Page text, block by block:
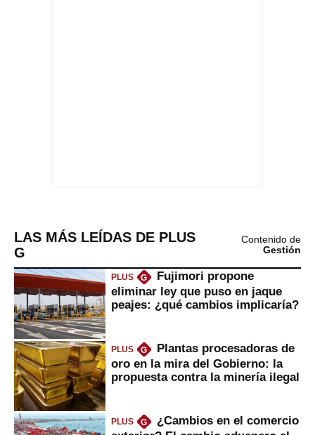
LAS MÁS LEÍDAS DE PLUS
G
Contenido de
Gestión
PLUS G
Fujimori propone
eliminar ley que puso en jaque
peajes: ¿qué cambios implicaría?
PLUS G
Plantas procesadoras de
oro en la mira del Gobierno: la
propuesta contra la minería ilegal
PLUS G
¿Cambios en el comercio